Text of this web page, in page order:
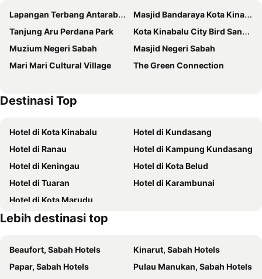
Cititel Express Kota Kinabalu
Le Méridien Kota Kinabalu
Sabah Oriental Hotel
Dreamtel Kota Kinabalu
Tang Dynasty Park Hotel
Holiday Inn Express Kota Kinabalu City Centre By Ihg
The SIGAR Hotel at Sutera Bay
Hilton Kota Kinabalu
Tang Dynasty Bay Hotel
The Klagan Riverson Hotel & Residence
Grand InHotel Kota Kinabalu
C'haya Hotel
Switz Paradise Hotel
Courtyard Hotel 1Borneo
ibis Styles Kota Kinabalu Inanam
Mercure Kota Kinabalu City Centre
Zara's Boutique Hotel
The Palace Hotel Kota Kinabalu
Margo Hotel Kota Kinabalu
The LUMA Hotel - A Member of Design Hotels
InHotel
Hotel Deleeton
Space Cap
Lapangan Terbang Antarabangsa Kota Kinabalu
Masjid Bandaraya Kota Kinabalu
Tanjung Aru Perdana Park
Kota Kinabalu City Bird Sanctuary
Muzium Negeri Sabah
Masjid Negeri Sabah
Mari Mari Cultural Village
The Green Connection
Destinasi Top
Hotel di Kota Kinabalu
Hotel di Kundasang
Hotel di Ranau
Hotel di Kampung Kundasang
Hotel di Keningau
Hotel di Kota Belud
Hotel di Tuaran
Hotel di Karambunai
Hotel di Kota Marudu
Lebih destinasi top
Beaufort, Sabah Hotels
Kinarut, Sabah Hotels
Papar, Sabah Hotels
Pulau Manukan, Sabah Hotels